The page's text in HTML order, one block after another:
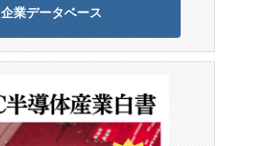
企業データベース